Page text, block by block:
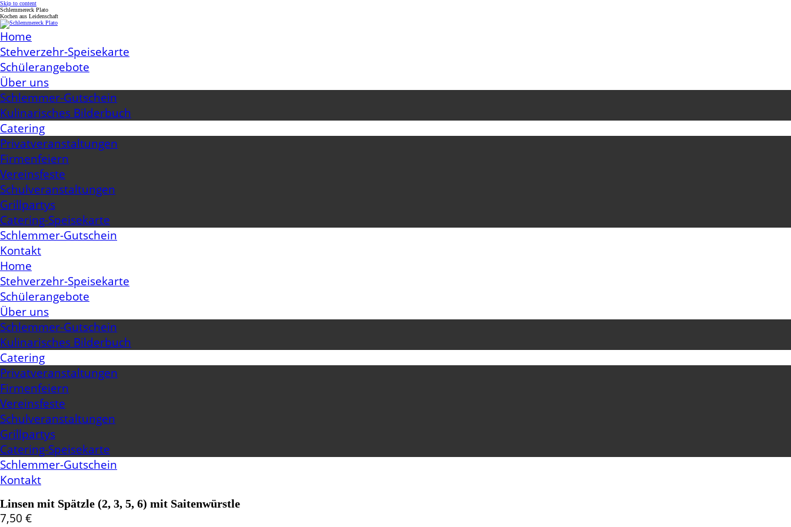
Skip to content
Schlemmereck Plato
Kochen aus Leidenschaft
Home
Stehverzehr-Speisekarte
Schülerangebote
Über uns
Schlemmer-Gutschein
Kulinarisches Bilderbuch
Catering
Privatveranstaltungen
Firmenfeiern
Vereinsfeste
Schulveranstaltungen
Grillpartys
Catering-Speisekarte
Schlemmer-Gutschein
Kontakt
Home
Stehverzehr-Speisekarte
Schülerangebote
Über uns
Schlemmer-Gutschein
Kulinarisches Bilderbuch
Catering
Privatveranstaltungen
Firmenfeiern
Vereinsfeste
Schulveranstaltungen
Grillpartys
Catering-Speisekarte
Schlemmer-Gutschein
Kontakt
Linsen mit Spätzle (2, 3, 5, 6) mit Saitenwürstle
7,50 €